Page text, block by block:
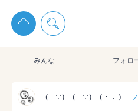
pixiv Sketchは2024年5月28日付で プ
通知を受け取るには
pixiv Sketchアプリ
みんな フォロ
（ ∵）（ ∵）（・． ）